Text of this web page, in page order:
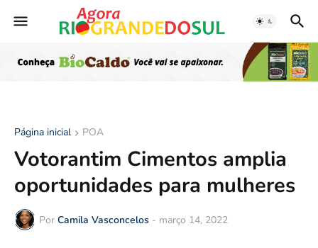
Página inicial POA
Votorantim Cimentos amplia
oportunidades para mulheres
Por Camila Vasconcelos - março 14, 2022